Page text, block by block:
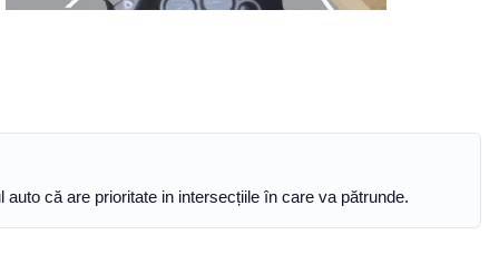
că are prioritate in intersecțiile în care va pătrunde.